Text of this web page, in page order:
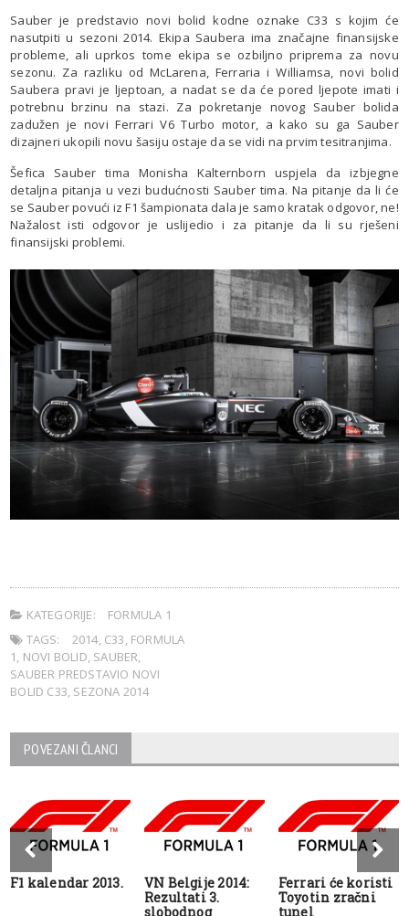
Sauber je predstavio novi bolid kodne oznake C33 s kojim će
nasutpiti u sezoni 2014. Ekipa Saubera ima značajne finansijske
probleme, ali uprkos tome ekipa se ozbiljno priprema za novu
sezonu. Za razliku od McLarena, Ferraria i Williamsa, novi bolid
Saubera pravi je ljeptoan, a nadat se da će pored ljepote imati i
potrebnu brzinu na stazi. Za pokretanje novog Sauber bolida
zadužen je novi Ferrari V6 Turbo motor, a kako su ga Sauber
dizajneri ukopili novu šasiju ostaje da se vidi na prvim tesitranjima.
Šefica Sauber tima Monisha Kalternborn uspjela da izbjegne
detaljna pitanja u vezi budućnosti Sauber tima. Na pitanje da li će
se Sauber povući iz F1 šampionata dala je samo kratak odgovor, ne!
Nažalost isti odgovor je uslijedio i za pitanje da li su rješeni
finansijski problemi.
KATEGORIJE:
FORMULA 1
TAGS:
2014, C33, FORMULA
1, NOVI BOLID, SAUBER,
SAUBER PREDSTAVIO NOVI
BOLID C33, SEZONA 2014
POVEZANI ČLANCI
F1 kalendar 2013.
VN Belgije 2014:
Rezultati 3.
slobodnog
Ferrari će koristi
Toyotin zračni
tunel